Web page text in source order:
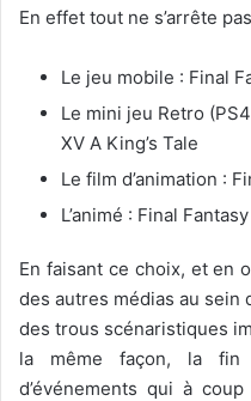
En effet tout ne s’arrête
Le jeu mobile : Final
Le mini jeu Retro
XV A King’s Tale
Le film d’animation :
L’animé : Final
En faisant ce choix, et en
des autres médias au sein
des trous scénaristiques
la même façon, la
d’événements qui à